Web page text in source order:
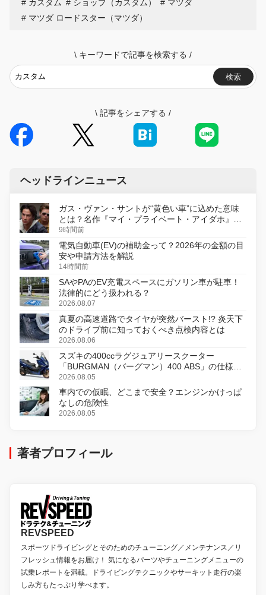
カスタム ショップ（カスタム）
マツダ
マツダ ロードスター（マツダ）
\ キーワードで記事を検索する /
検索
\ 記事をシェアする /
ヘッドラインニュース
ガス・ヴァン・サントが“黄色い車”に込めた意味
とは？名作『マイ・プライベート・アイダホ』が
初のデジタルリマスター版で復活
9時間前
電気自動車(EV)の補助金って？2026年の金額の目
安や申請方法を解説
14時間前
SAやPAのEV充電スペースにガソリン車が駐車！
法律的にどう扱われる？
2026.08.07
真夏の高速道路でタイヤが突然バースト!? 炎天下
のドライブ前に知っておくべき点検内容とは
2026.08.06
スズキの400ccラグジュアリースクーター
「BURGMAN（バーグマン）400 ABS」の仕様を
変更し、8月18日に発売
2026.08.05
車内での仮眠、どこまで安全？エンジンかけっぱ
なしの危険性
2026.08.05
著者プロフィール
REVSPEED
スポーツドライビングとそのためのチューニング／メンテナンス／リ
フレッシュ情報をお届け！ 気になるパーツやチューニングメニューの
試乗レポートを満載。ドライビングテクニックやサーキット走行の楽
しみ方もたっぷり学べます。